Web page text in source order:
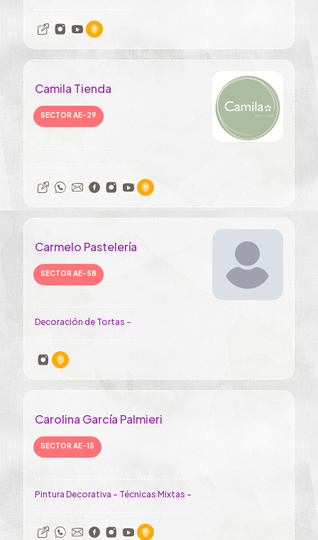
Camila Tienda
SECTOR AE-29
Carmelo Pastelería
SECTOR AE-58
Decoración de Tortas -
Carolina García Palmieri
SECTOR AE-15
Pintura Decorativa - Técnicas Mixtas -